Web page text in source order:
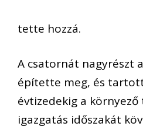
tette hozzá.
A csatornát nagyrészt
építette meg, és
évtizedekig a
igazgatás időszakát